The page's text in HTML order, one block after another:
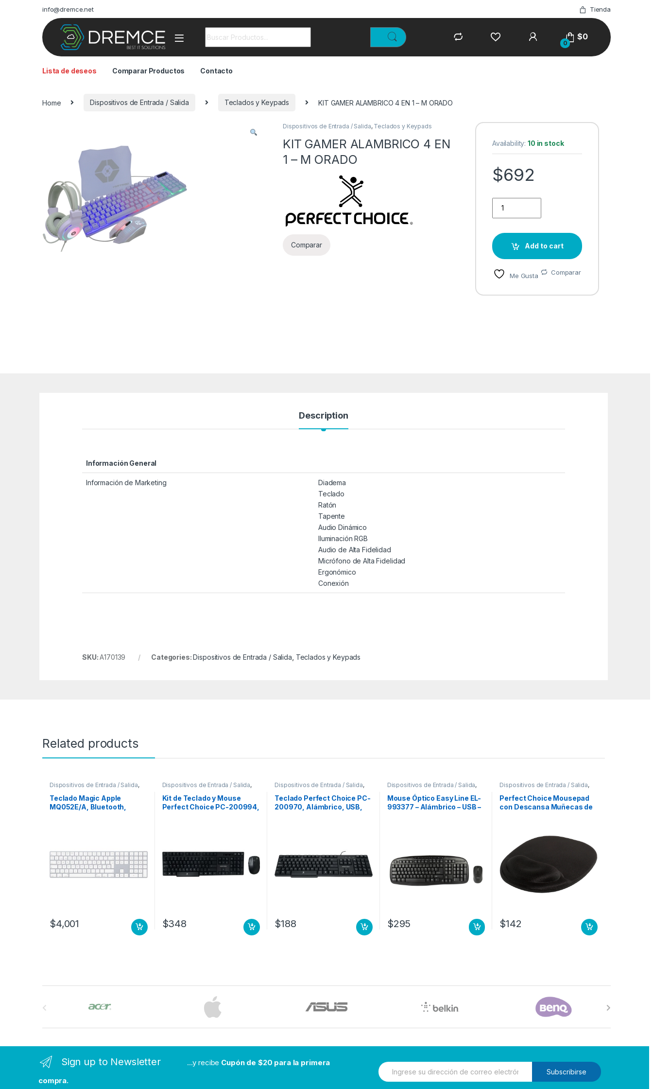
info@dremce.net Tienda
0
$0
Lista de deseos Comparar Productos Contacto
Home Dispositivos de Entrada / Salida Teclados y Keypads KIT GAMER ALAMBRICO 4 EN 1 – M ORADO
Dispositivos de Entrada / Salida, Teclados y Keypads
KIT GAMER ALAMBRICO 4 EN
1 – M ORADO
Comparar
Availability:10 in stock
$692
Add to cart
Me Gusta Comparar
Description
Información General
Información de Marketing
Diadema
Teclado
Ratón
Tapente
Audio Dinámico
Iluminación RGB
Audio de Alta Fidelidad
Micrófono de Alta Fidelidad
Ergonómico
Conexión
SKU:A170139 Categories:Dispositivos de Entrada / Salida Teclados y Keypads
Related products
Dispositivos de Entrada / Salida,
Teclado Magic Apple
MQ052E/A, Bluetooth,
$4,001
Dispositivos de Entrada / Salida,
Kit de Teclado y Mouse
Perfect Choice PC-200994,
$348
Dispositivos de Entrada / Salida,
Teclado Perfect Choice PC-
200970, Alámbrico, USB,
$188
Dispositivos de Entrada / Salida,
Mouse Óptico Easy Line EL-
993377 – Alámbrico – USB –
$295
Dispositivos de Entrada / Salida,
Perfect Choice Mousepad
con Descansa Muñecas de
INOLORO
$142
Sign up to Newsletter ...y recibe Cupón de $20 para la primera
compra.
N
e
w
Subscribirse